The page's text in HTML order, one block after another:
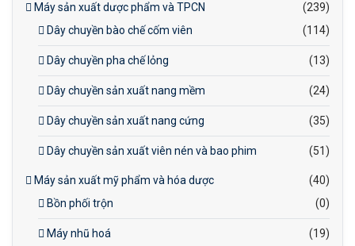
Máy sản xuất dược phẩm và TPCN
(239)
Dây chuyền bào chế cốm viên
(114)
Dây chuyền pha chế lỏng (13)
Dây chuyền sản xuất nang mềm (24)
Dây chuyền sản xuất nang cứng (35)
Dây chuyền sản xuất viên nén và bao phim (51)
Máy sản xuất mỹ phẩm và hóa dược
(40)
Bồn phối trộn
(0)
Máy nhũ hoá (19)